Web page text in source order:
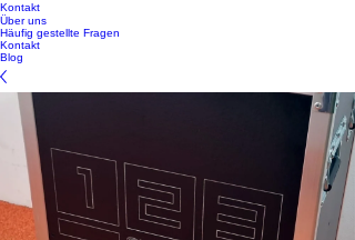
Kontakt
Über uns
Häufig gestellte Fragen
Kontakt
Blog